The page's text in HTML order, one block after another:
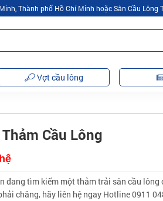
Thành phố Hồ Chí Minh hoặc Sân Cầu
Vợt cầu lông
Cầu Lông
đang tìm kiếm một thảm trải sân cầu
chăng, hãy liên hệ ngay Hotline 0911